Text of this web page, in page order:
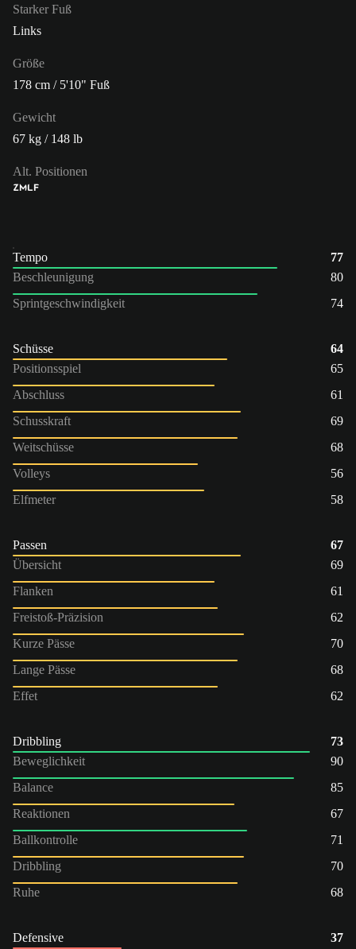
Starker Fuß
Links
Größe
178 cm / 5'10" Fuß
Gewicht
67 kg / 148 lb
Alt. Positionen
ZMLF
Tempo
77
Beschleunigung
80
Sprintgeschwindigkeit
74
Schüsse
64
Positionsspiel
65
Abschluss
61
Schusskraft
69
Weitschüsse
68
Volleys
56
Elfmeter
58
Passen
67
Übersicht
69
Flanken
61
Freistoß-Präzision
62
Kurze Pässe
70
Lange Pässe
68
Effet
62
Dribbling
73
Beweglichkeit
90
Balance
85
Reaktionen
67
Ballkontrolle
71
Dribbling
70
Ruhe
68
Defensive
37